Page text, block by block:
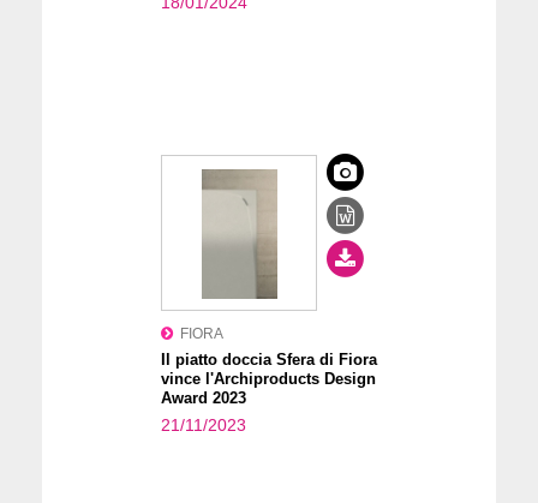
FIORA
Il piatto doccia Sfera di Fiora
vince l'Archiproducts Design
Award 2023
21/11/2023